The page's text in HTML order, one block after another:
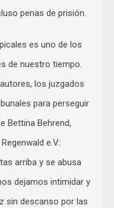
penas de prisión.
es uno de los
de nuestro tiempo.
los juzgados
para perseguir
Bettina Behrend,
e.V.:
arriba y se abusa
dejamos intimidar y
sin descanso por las